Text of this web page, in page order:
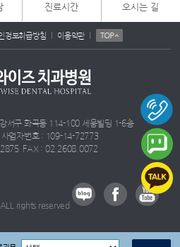
진료시간 오시는 길
정보취급방침 | 이용약관 |
서구 화곡동 114-100 세웅빌딩 1-6층
업자번호 : 109-14-72773
FAX : 02.2608.0072
rights reserved